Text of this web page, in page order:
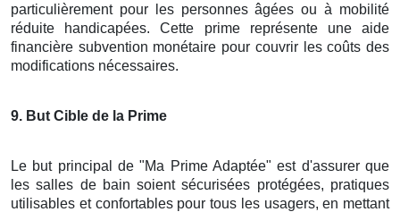
particulièrement pour les personnes âgées ou à mobilité
réduite handicapées. Cette prime représente une aide
financière subvention monétaire pour couvrir les coûts des
modifications nécessaires.
9. But Cible de la Prime
Le but principal de "Ma Prime Adaptée" est d'assurer que
les salles de bain soient sécurisées protégées, pratiques
utilisables et confortables pour tous les usagers, en mettant